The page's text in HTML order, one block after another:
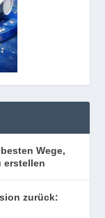
Wege,
erstellen
zurück: